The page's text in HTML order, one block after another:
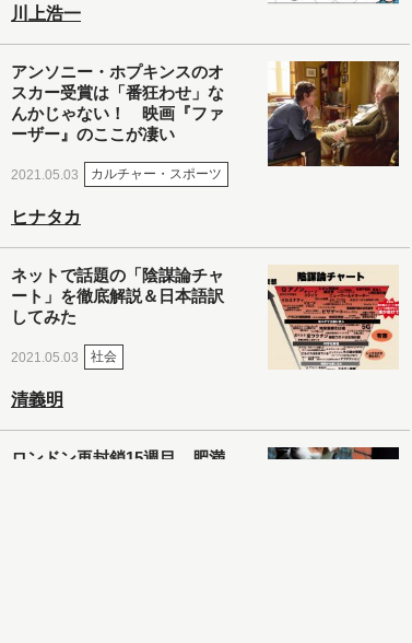
川上浩一
アンソニー・ホプキンスのオ
スカー受賞は「番狂わせ」な
んかじゃない！ 映画『ファ
ーザー』のここが凄い
2021.05.03 カルチャー・スポーツ
ヒナタカ
ネットで話題の「陰謀論チャ
ート」を徹底解説＆日本語訳
してみた
2021.05.03 社会
清義明
ロンドン再封鎖15週目。肥満